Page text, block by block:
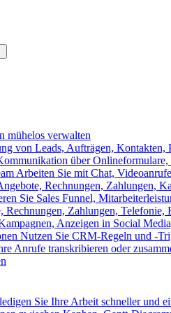
mühelos verwalten
von Leads, Aufträgen, Kontakten,
über
Arbeiten Sie mit Chat,
Rechnungen, Zahlungen,
Sie Sales Funnel,
Rechnungen, Zahlungen,
Anzeigen in Social
Nutzen Sie CRM-Regeln und -
Anrufe transkribieren oder
Sie Ihre Arbeit schneller und